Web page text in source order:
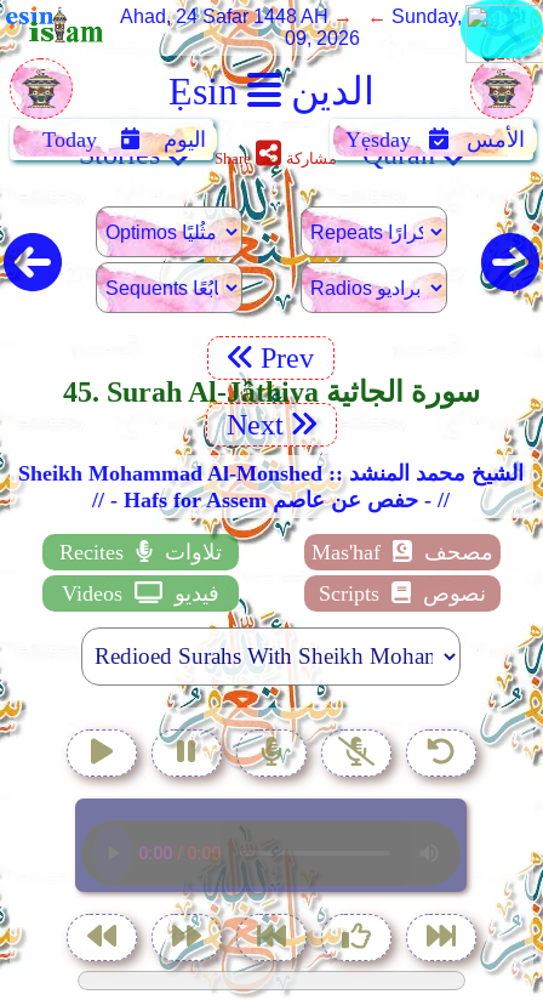
Ẹsin الدين
Ahad, 24 Safar 1448 AH → ← Sunday, August
09, 2026
Today اليوم Yẹsday الأمس Stories Share مشاركة Quran
Prev
45. Surah Al-Jâthiya سورة الجاثية
Next
Sheikh Mohammad Al-Monshed :: الشيخ محمد المنشد
// - Hafs for Assem حفص عن عاصم - //
Recites تلاوات Mas'haf
مصحف
Videos
فيديو Scripts نصوص